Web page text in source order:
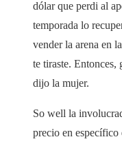
dólar que perdi al
temporada lo
vender la arena en
te tiraste. Entonces,
dijo la mujer.
So well la
precio en